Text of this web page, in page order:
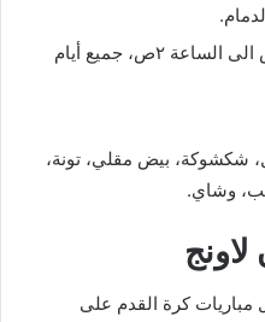
أوقات العمل: من الساعة ٥ص الى الساعة ٢ص، جميع أيام
شكشوكة، بيض مقلي، تونة،
وشاي.
مباريات كرة القدم على